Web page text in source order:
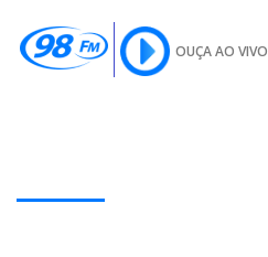
OUÇA AO VIVO
SOBRE